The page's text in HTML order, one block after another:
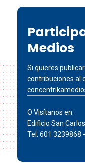
Medios
Si quieres
contribuciones al
O Visítanos en:
Edificio San
Tel: 601 3239868